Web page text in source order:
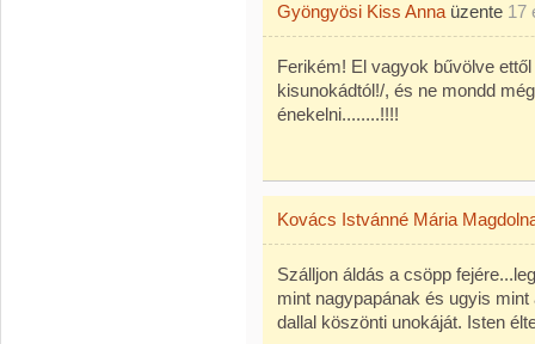
Gyöngyösi Kiss Anna üzente 17
Ferikém! El vagyok bűvölve
kisunokádtól!/, és ne mondd
énekelni........!!!!
Kovács Istvánné Mária
Szálljon áldás a csöpp
mint nagypapának és ugyis
dallal köszönti unokáját. Isten